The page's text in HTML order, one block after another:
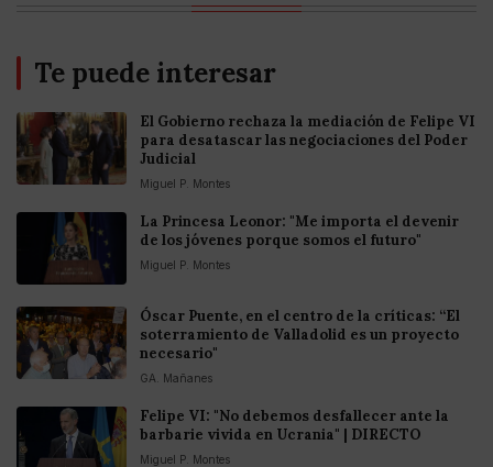
Te puede interesar
El Gobierno rechaza la mediación de Felipe VI
para desatascar las negociaciones del Poder
Judicial
Miguel P. Montes
La Princesa Leonor: "Me importa el devenir
de los jóvenes porque somos el futuro"
Miguel P. Montes
Óscar Puente, en el centro de la críticas: “El
soterramiento de Valladolid es un proyecto
necesario"
GA. Mañanes
Felipe VI: "No debemos desfallecer ante la
barbarie vivida en Ucrania" | DIRECTO
Miguel P. Montes